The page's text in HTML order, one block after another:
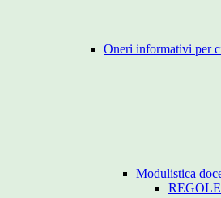
Oneri informativi per
Modulistica